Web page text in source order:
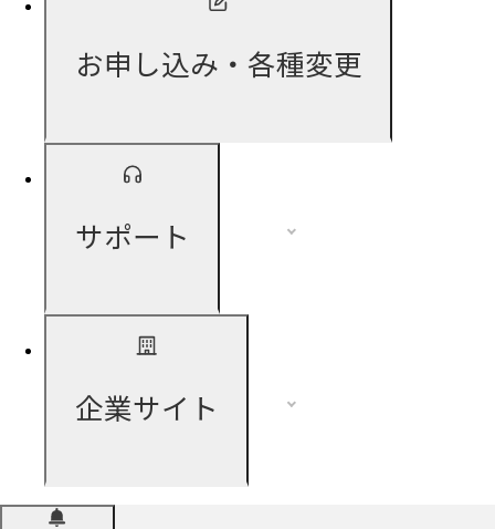
お申し込み・各種変更
サポート
企業サイト